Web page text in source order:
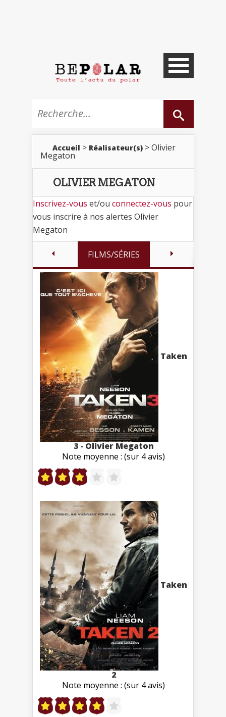
Accueil > Réalisateur(s) > Olivier
Megaton
OLIVIER MEGATON
Inscrivez-vous et/ou connectez-vous pour
vous inscrire à nos alertes Olivier
Megaton
FILMS/SÉRIES
Taken
3 - Olivier Megaton
Note moyenne : (sur 4 avis)
Taken
2
Note moyenne : (sur 4 avis)